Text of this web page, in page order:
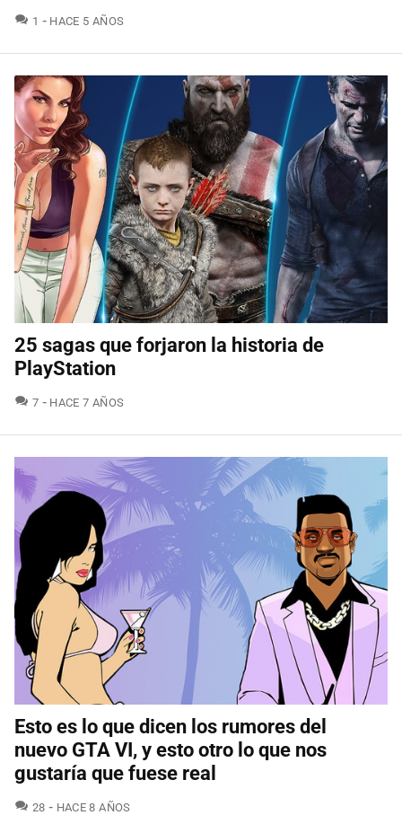
1 COMENTARIOS
HACE 5 AÑOS
25 sagas que forjaron la historia de
PlayStation
7 COMENTARIOS
HACE 7 AÑOS
Esto es lo que dicen los rumores del
nuevo GTA VI, y esto otro lo que nos
gustaría que fuese real
28 COMENTARIOS
HACE 8 AÑOS